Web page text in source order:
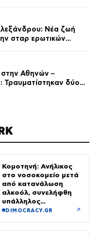
σοκαρίστικα»
Νέα ζωή
σταρ ερωτικών
στην Αθηνών –
Τραυματίστηκαν δύο
Κομοτηνή: Ανήλικος
στο νοσοκομείο μετά
από κατανάλωση
αλκοόλ, συνελήφθη
υπάλληλος
καταστήματος
DIMOCRACY.GR ↗